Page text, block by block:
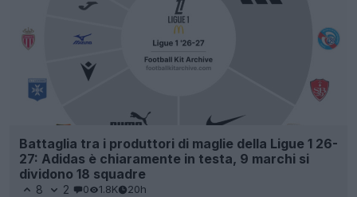
Battaglia tra i produttori di maglie della Ligue 1 26-
27: Adidas è chiaramente in testa, 9 marchi si
dividono 18 squadre
8 2 0 1.8K 20h